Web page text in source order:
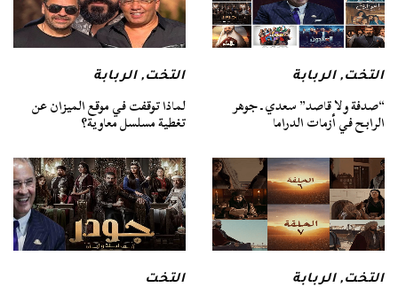
التخت,الربابة
“صدفة ولا قاصد” سعدي ـ جوهر
الرابح في أزمات الدراما
التخت,الربابة
لماذا توقفت في موقع الميزان عن
تغطية مسلسل معاوية؟
التخت,الربابة التخت